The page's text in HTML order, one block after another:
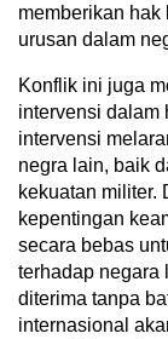
memberikan hak
urusan dalam
Konflik ini juga
intervensi dalam
intervensi
negra lain, baik
kekuatan militer.
kepentingan
secara bebas
terhadap negara
diterima tanpa
internasional